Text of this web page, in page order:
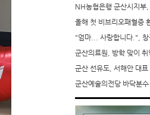
NH농협은행 군산시지
올해 첫 비브리오패혈증
"엄마... 사랑합니다.",
군산의료원, 방학 맞이
군산 선유도, 서해안 대표
군산예술의전당 바닥분